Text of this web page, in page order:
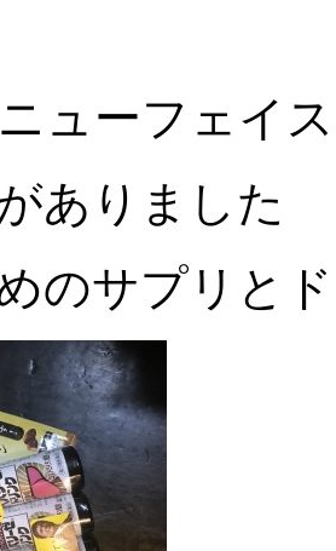
ューフェイ
ありました
のサプリと